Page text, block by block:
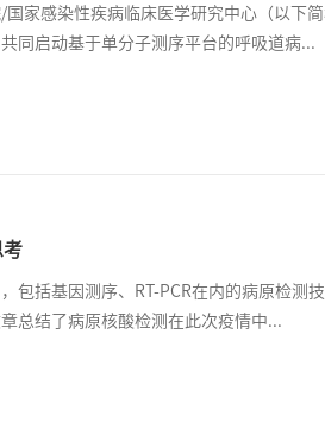
/国家感染性疾病临床医学研究中心（以
同启动基于单分子测序平台的呼吸道病...
考
包括基因测序、RT-PCR在内的病原检测
总结了病原核酸检测在此次疫情中...